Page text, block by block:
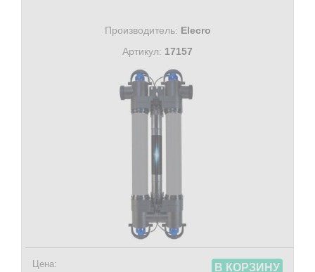
Производитель: Elecro
Артикул: 17157
Цена: В КОРЗИНУ